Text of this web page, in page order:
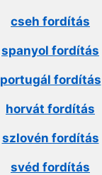
cseh fordítás
spanyol fordítás
portugál fordítás
horvát fordítás
szlovén fordítás
svéd fordítás